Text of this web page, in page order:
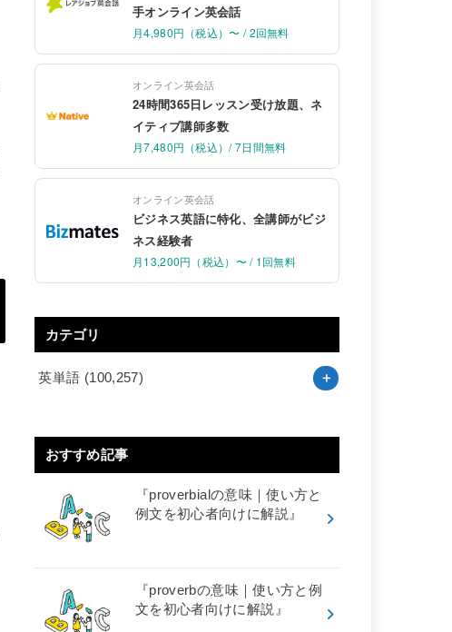
手オンライン英会話
月4,980円（税込）〜 / 2回無料
オンライン英会話
24時間365日レッスン受け放題、ネ
イティブ講師多数
月7,480円（税込）/ 7日間無料
オンライン英会話
ビジネス英語に特化、全講師がビジ
ネス経験者
月13,200円（税込）〜 / 1回無料
カテゴリ
英単語 (100,257)
おすすめ記事
『proverbialの意味｜使い方と
例文を初心者向けに解説』
『proverbの意味｜使い方と例
文を初心者向けに解説』